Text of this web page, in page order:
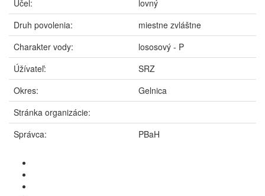
Účel:
lovný
Druh povolenia:
miestne zvláštne
Charakter vody:
lososový - P
Úžívateľ:
SRZ
Okres:
Gelnica
Stránka organizácie:
Správca:
PBaH